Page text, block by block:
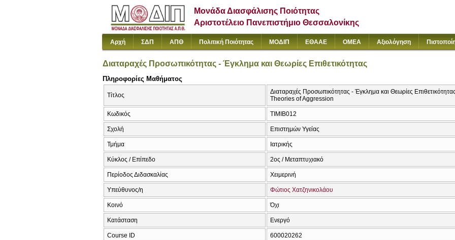
Μονάδα Διασφάλισης Ποιότητας
Αριστοτέλειο Πανεπιστήμιο Θεσσαλονίκης
Αρχή ΣΔΠ ΑΠΘ Πολιτική Ποιότητας ΜΟΔΙΠ ΕΘΑΑΕ ΟΜΕΑ Αξιολόγηση
Διαταραχές Προσωπικότητας - Έγκλημα και Θεωρίες Επιθετικότητας
Πληροφορίες Μαθήματος
Τίτλος
Διαταραχές Προσωπικότητας - Έγκλημα και Θεωρίες
Theories of Aggression
Κωδικός ΤΙΜΙΒ012
Σχολή Επιστημών Υγείας
Τμήμα Ιατρικής
Κύκλος / Επίπεδο 2ος / Μεταπτυχιακό
Περίοδος Διδασκαλίας Χειμερινή
Υπεύθυνος/η Φώτιος Χατζηνικολάου
Κοινό Όχι
Κατάσταση Ενεργό
Course ID 600020262